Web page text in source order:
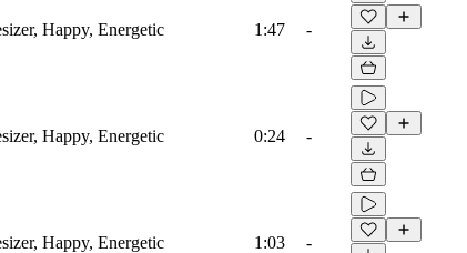
Happy, Energetic 1:47 -
Happy, Energetic 0:24 -
Happy, Energetic 1:03 -